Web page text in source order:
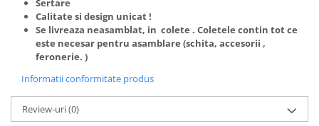
Colectia casmir -seturi
cuiere/mobila hol Rai casmir
Pantofare Hol
Set mobilier Hol modern cu
panouri tapitate
Seturi hol cuiere
Sertare
Calitate si design unicat !
Se livreaza neasamblat, in colete . Coletele contin tot ce
este necesar pentru asamblare (schita, accesorii ,
feronerie. )
Informatii conformitate produs
Review-uri(0)